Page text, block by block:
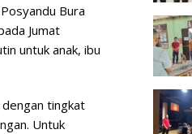
Bura
Jumat
untuk anak, ibu
dengan tingkat
Untuk